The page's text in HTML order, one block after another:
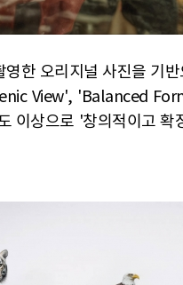
영한 오리지널 사진을 기
View', 'Balanced
이상으로 '창의적이고